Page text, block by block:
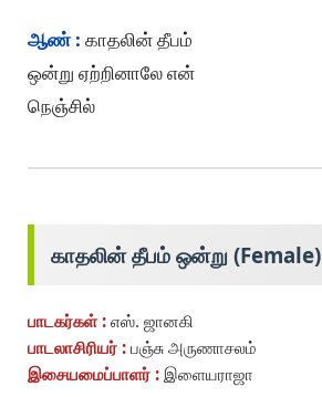
ஆண் : காதலின் தீபம்
ஒன்று ஏற்றினாலே என்
நெஞ்சில்
காதலின் தீபம் ஒன்று (Female)
பாடகர்கள் : எஸ். ஜானகி
பாடலாசிரியர் : பஞ்சு அருணாசலம்
இசையமைப்பாளர் : இளையராஜா